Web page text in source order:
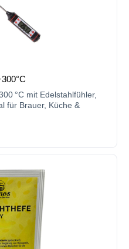
°C mit Edelstahlfühler,
für Brauer, Küche &